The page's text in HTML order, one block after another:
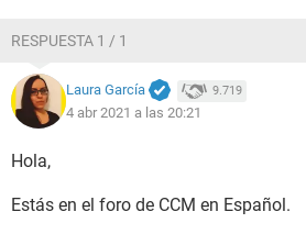
RESPUESTA 1 / 1
Laura García 9.719
4 abr 2021 a las 20:21
Hola,
Estás en el foro de CCM en Español.